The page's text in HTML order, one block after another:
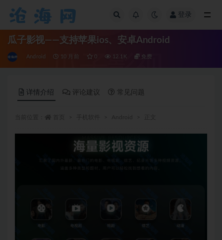
登录
瓜子影视——支持苹果ios、安卓Android
Android 10 月前 0 12.1K 免费
详情介绍 评论建议 常见问题